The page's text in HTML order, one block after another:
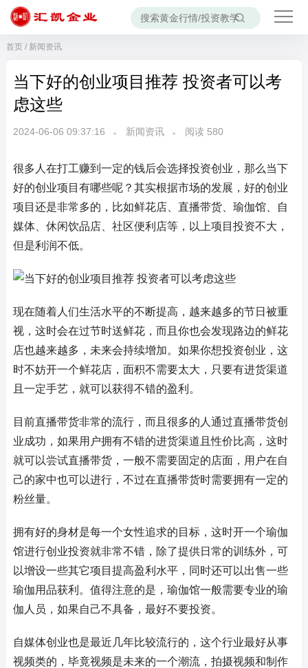
首页/ 新闻资讯
当下好的创业项目推荐 投资者可以考
虑这些
2024-06-06 09:37:16 新闻资讯 阅读 580
很多人在打工赚到一定的钱后会选择投资创业，那么当下
好的创业项目有哪些呢？其实根据市场的发展，好的创业
项目还是非常多的，比如鲜花店、直播带货、瑜伽馆、自
媒体、休闲饮品店、社区便利店等，以上项目投资不大，
但是利润不低。
现在随着人们生活水平的不断提高，越来越多的节日被重
视，这时会在过节时送鲜花，而且你也会发现路边的鲜花
店也越来越多，未来会持续增加。如果你想投资创业，这
时不妨开一个鲜花店，面积不需要太大，只要有进货渠道
且一定手艺，就可以获得不错的盈利。
目前直播带货非常的流行，而且很多的人通过直播带货创
业成功，如果用户拥有不错的进货渠道且性价比高，这时
就可以尝试直播带货，一般不需要固定的店面，用户在自
己的家中也可以进行，不过在直播带货时需要拥有一定的
粉丝量。
拥有好的身材是每一个女性追求的目标，这时开一个瑜伽
馆进行创业投资就非常不错，除了提供日常的训练外，可
以增设一些其它项目提高盈利水平，同时还可以出售一些
瑜伽用品获利。值得注意的是，瑜伽馆一般需要专业的瑜
伽人员，如果自己不具备，最好不要投资。
自媒体创业也是最近几年比较流行的，这个行业最好从事
视频类的，毕竟视频是未来的一个潮流，拍摄视频和制作